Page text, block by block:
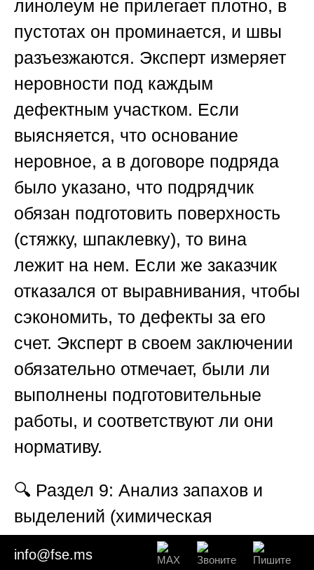
линолеум не прилегает плотно, в
пустотах он проминается, и швы
разъезжаются. Эксперт измеряет
неровности под каждым
дефектным участком. Если
выясняется, что основание
неровное, а в договоре подряда
было указано, что подрядчик
обязан подготовить поверхность
(стяжку, шпаклевку), то вина
лежит на нем. Если же заказчик
отказался от выравнивания, чтобы
сэкономить, то дефекты за его
счет. Эксперт в своем заключении
обязательно отмечает, были ли
выполнены подготовительные
работы, и соответствуют ли они
нормативу.
🔍 Раздел 9: Анализ запахов и
выделений (химическая
несовместимость материалов)
info@fse.ms